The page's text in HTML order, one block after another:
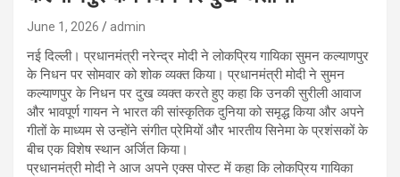
June 1, 2026 admin
नई दिल्ली। प्रधानमंत्री नरेन्द्र मोदी ने लोकप्रिय गायिका सुमन कल्याणपुर
के निधन पर सोमवार को शोक व्यक्त किया। प्रधानमंत्री मोदी ने सुमन
कल्याणपुर के निधन पर दुख व्यक्त करते हुए कहा कि उनकी सुरीली आवाज
और भावपूर्ण गायन ने भारत की सांस्कृतिक दुनिया को समृद्ध किया और अपने
गीतों के माध्यम से उन्होंने संगीत प्रेमियों और भारतीय सिनेमा के प्रशंसकों के
बीच एक विशेष स्थान अर्जित किया।
प्रधानमंत्री मोदी ने आज अपने एक्स पोस्ट में कहा कि लोकप्रिय गायिका